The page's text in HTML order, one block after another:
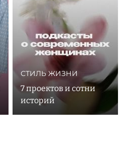
СТИЛЬ ЖИЗНИ
7 проектов и сотни
историй